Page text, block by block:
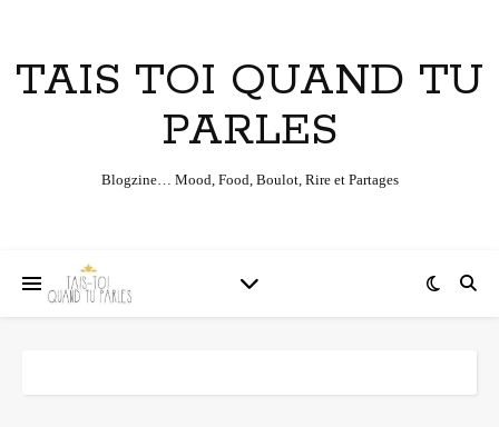
TAIS TOI QUAND TU
PARLES
Blogzine… Mood, Food, Boulot, Rire et Partages